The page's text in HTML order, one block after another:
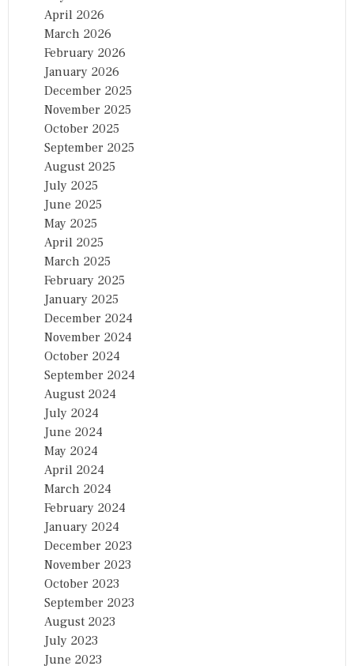
April 2026
March 2026
February 2026
January 2026
December 2025
November 2025
October 2025
September 2025
August 2025
July 2025
June 2025
May 2025
April 2025
March 2025
February 2025
January 2025
December 2024
November 2024
October 2024
September 2024
August 2024
July 2024
June 2024
May 2024
April 2024
March 2024
February 2024
January 2024
December 2023
November 2023
October 2023
September 2023
August 2023
July 2023
June 2023